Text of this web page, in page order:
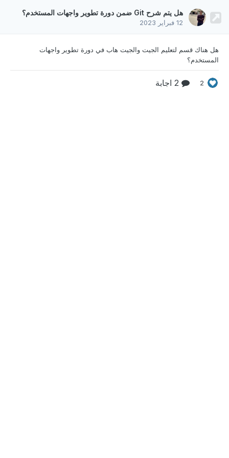
هل يتم شرح Git ضمن دورة تطوير واجهات المستخدم؟
12 فبراير 2023
هل هناك قسم لتعليم الجيت والجيت هاب في دورة تطوير واجهات
المستخدم؟
2